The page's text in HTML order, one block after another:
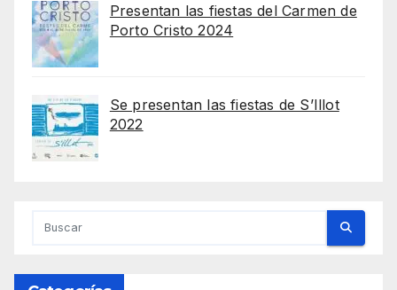
Presentan las fiestas del Carmen de
Porto Cristo 2024
Se presentan las fiestas de S’Illot
2022